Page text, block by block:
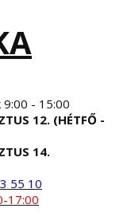
- 15:00
12. (HÉTFŐ -
14.
55 10
17:00